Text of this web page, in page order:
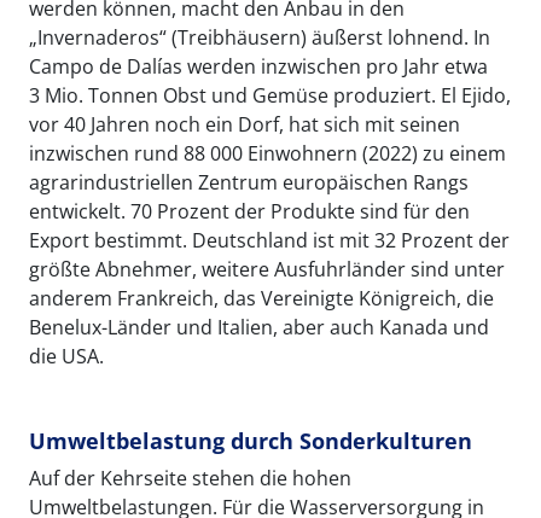
werden können, macht den Anbau in den
„Invernaderos“ (Treibhäusern) äußerst lohnend. In
Campo de Dalías werden inzwischen pro Jahr etwa
3 Mio. Tonnen Obst und Gemüse produziert. El Ejido,
vor 40 Jahren noch ein Dorf, hat sich mit seinen
inzwischen rund 88 000 Einwohnern (2022) zu einem
agrarindustriellen Zentrum europäischen Rangs
entwickelt. 70 Prozent der Produkte sind für den
Export bestimmt. Deutschland ist mit 32 Prozent der
größte Abnehmer, weitere Ausfuhrländer sind unter
anderem Frankreich, das Vereinigte Königreich, die
Benelux-Länder und Italien, aber auch Kanada und
die USA.
Umweltbelastung durch Sonderkulturen
Auf der Kehrseite stehen die hohen
Umweltbelastungen. Für die Wasserversorgung in